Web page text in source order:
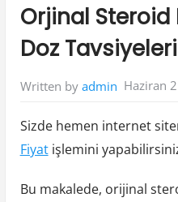
Orjinal Steroid
Doz Tavsiyeleri
Written by admin Haziran
Sizde hemen internet
Fiyatişlemini
Bu makalede, orijinal